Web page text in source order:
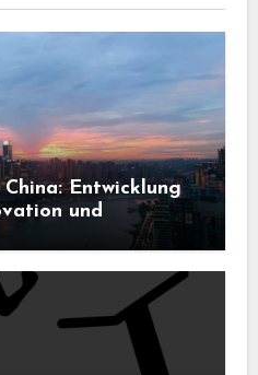
Entwicklung
und